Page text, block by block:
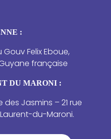
:
Gouv Felix Eboue,
française
DU MARONI :
des Jasmins – 21 rue
du-Maroni.